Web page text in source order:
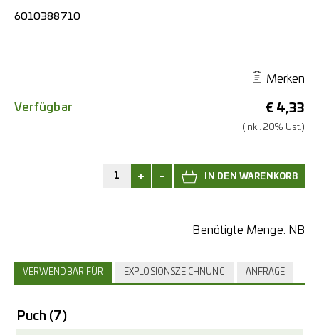
6010388710
Merken
€ 4,33
(inkl. 20% Ust.)
Verfügbar
+ -
Benötigte Menge: NB
VERWENDBAR FÜR EXPLOSIONSZEICHNUNG ANFRAGE
Puch (7)